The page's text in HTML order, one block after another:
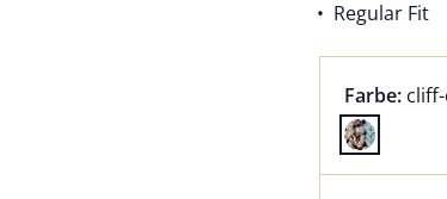
Regular Fit
Farbe:
Farbe cliff-